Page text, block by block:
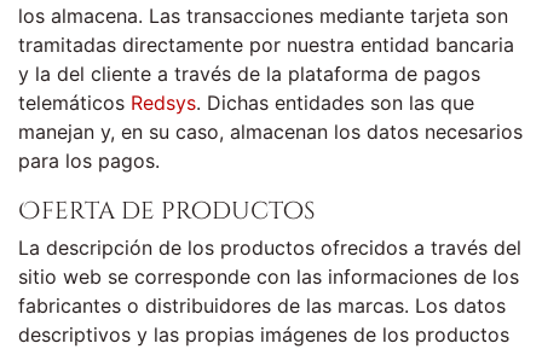
los almacena. Las transacciones mediante tarjeta son
tramitadas directamente por nuestra entidad bancaria
y la del cliente a través de la plataforma de pagos
telemáticos Redsys. Dichas entidades son las que
manejan y, en su caso, almacenan los datos necesarios
para los pagos.
Oferta de productos
La descripción de los productos ofrecidos a través del
sitio web se corresponde con las informaciones de los
fabricantes o distribuidores de las marcas. Los datos
descriptivos y las propias imágenes de los productos